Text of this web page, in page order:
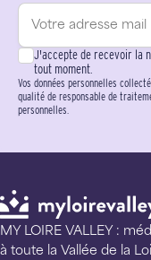
J'accepte de recevoir la
tout moment.
Vos données personnelles
qualité de responsable de
personnelles.
MY LOIRE VALLEY :
à toute la Vallée de la